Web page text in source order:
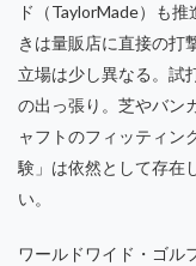
ド（TaylorMade）も
きは量販店に直接の打
立場は少し異なる。試
の出っ張り。芝やバン
ャフトのフィッティン
験」は依然として存在
い。
ワールドワイド・ゴル